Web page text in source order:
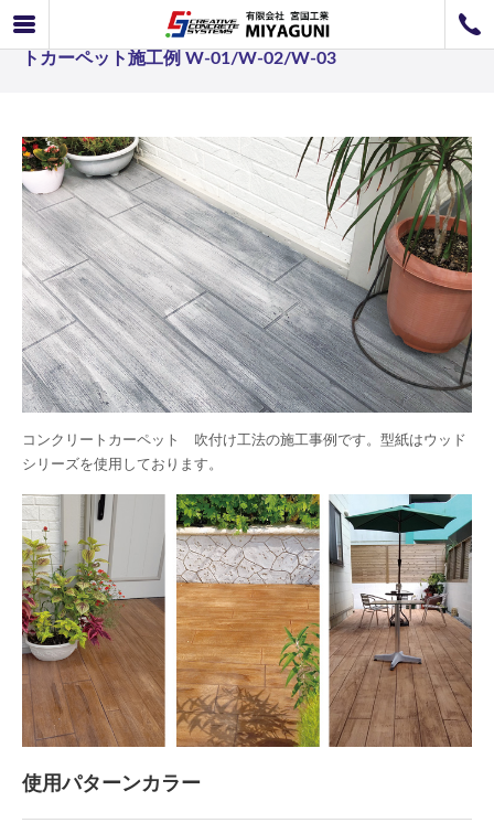
072-726-8800
072-726-7676
コンクリートカーペット コテ塗り工法事例 コンクリー
トカーペット施工例 W-01/W-02/W-03
コンクリートカーペット 吹付け工法の施工事例です。型紙はウッド
シリーズを使用しております。
使用パターンカラー